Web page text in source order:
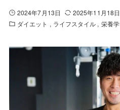
2024年7月13日
2025年11月18日
ダイエット
ライフスタイル 栄養学